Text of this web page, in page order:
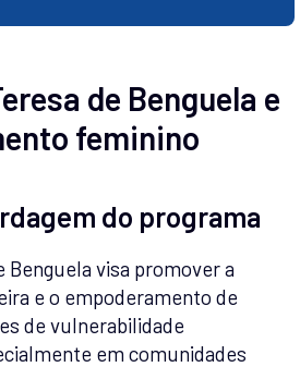
de Benguela e
feminino
do programa
Benguela visa promover a
e o empoderamento de
de vulnerabilidade
em comunidades